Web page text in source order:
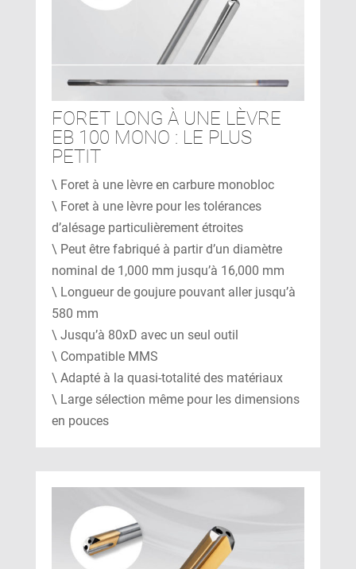
FORET LONG À UNE LÈVRE
EB 100 MONO : LE PLUS
PETIT
\ Foret à une lèvre en carbure monobloc
\ Foret à une lèvre pour les tolérances
d’alésage particulièrement étroites
\ Peut être fabriqué à partir d’un diamètre
nominal de 1,000 mm jusqu’à 16,000 mm
\ Longueur de goujure pouvant aller jusqu’à
580 mm
\ Jusqu’à 80xD avec un seul outil
\ Compatible MMS
\ Adapté à la quasi-totalité des matériaux
\ Large sélection même pour les dimensions
en pouces